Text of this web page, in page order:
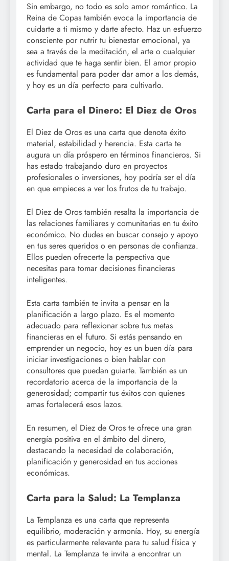
Sin embargo, no todo es solo amor romántico. La
Reina de Copas también evoca la importancia de
cuidarte a ti mismo y darte afecto. Haz un esfuerzo
consciente por nutrir tu bienestar emocional, ya
sea a través de la meditación, el arte o cualquier
actividad que te haga sentir bien. El amor propio
es fundamental para poder dar amor a los demás,
y hoy es un día perfecto para cultivarlo.
Carta para el Dinero: El Diez de Oros
El Diez de Oros es una carta que denota éxito
material, estabilidad y herencia. Esta carta te
augura un día próspero en términos financieros. Si
has estado trabajando duro en proyectos
profesionales o inversiones, hoy podría ser el día
en que empieces a ver los frutos de tu trabajo.
El Diez de Oros también resalta la importancia de
las relaciones familiares y comunitarias en tu éxito
económico. No dudes en buscar consejo y apoyo
en tus seres queridos o en personas de confianza.
Ellos pueden ofrecerte la perspectiva que
necesitas para tomar decisiones financieras
inteligentes.
Esta carta también te invita a pensar en la
planificación a largo plazo. Es el momento
adecuado para reflexionar sobre tus metas
financieras en el futuro. Si estás pensando en
emprender un negocio, hoy es un buen día para
iniciar investigaciones o bien hablar con
consultores que puedan guiarte. También es un
recordatorio acerca de la importancia de la
generosidad; compartir tus éxitos con quienes
amas fortalecerá esos lazos.
En resumen, el Diez de Oros te ofrece una gran
energía positiva en el ámbito del dinero,
destacando la necesidad de colaboración,
planificación y generosidad en tus acciones
económicas.
Carta para la Salud: La Templanza
La Templanza es una carta que representa
equilibrio, moderación y armonía. Hoy, su energía
es particularmente relevante para tu salud física y
mental. La Templanza te invita a encontrar un